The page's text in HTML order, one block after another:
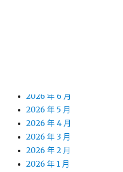
2026 年 6 月
2026 年 5 月
2026 年 4 月
2026 年 3 月
2026 年 2 月
2026 年 1 月